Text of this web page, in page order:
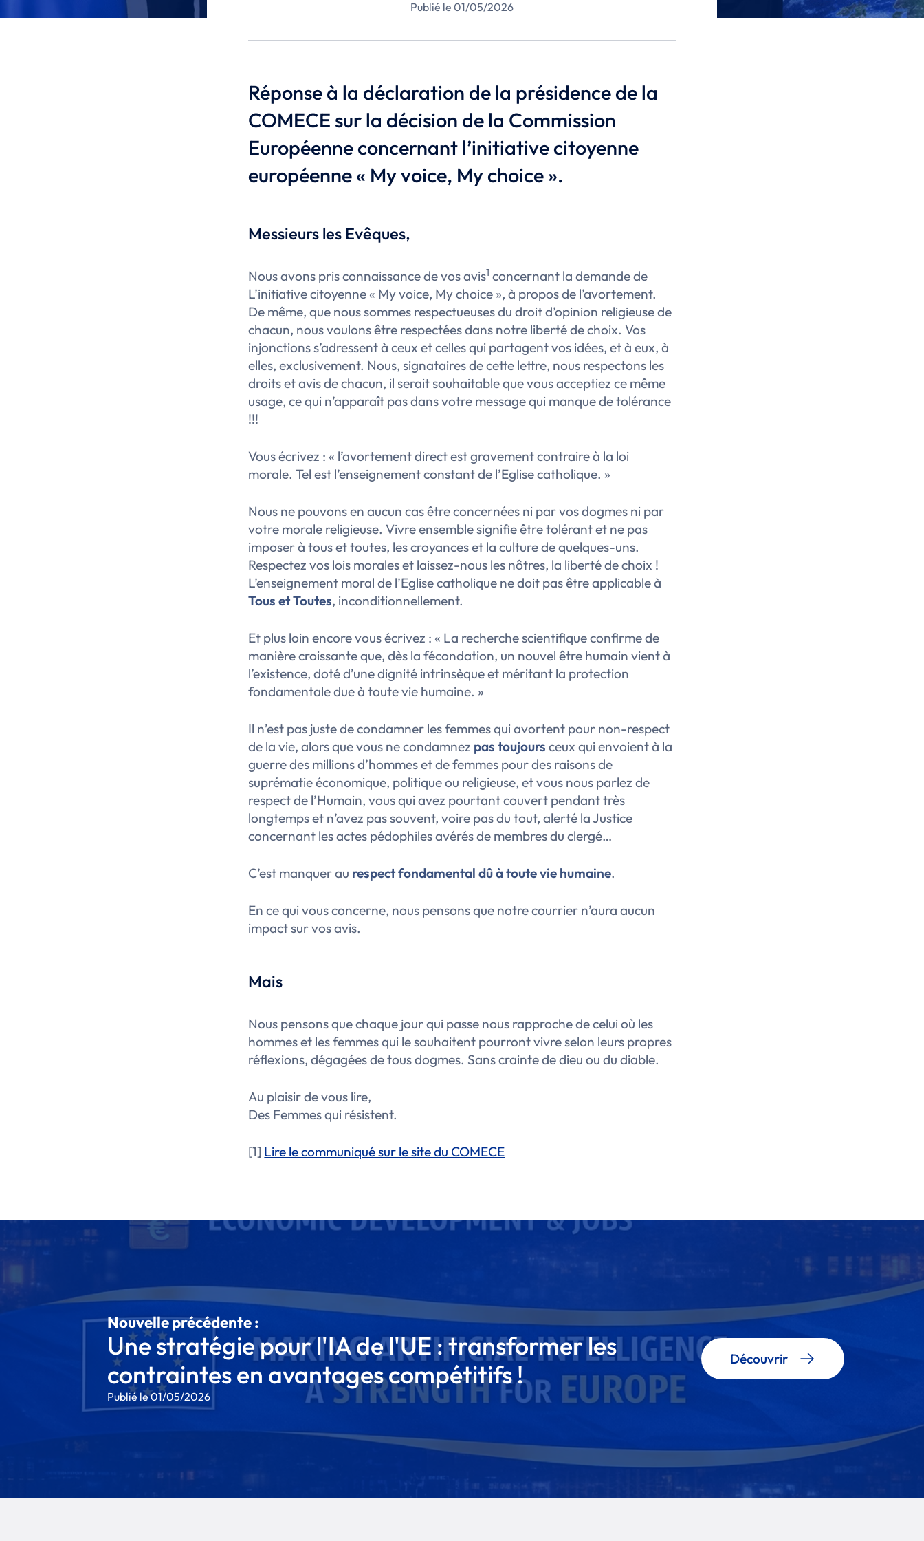
Publié le 01/05/2026
Réponse à la déclaration de la présidence de la
COMECE sur la décision de la Commission
Européenne concernant l’initiative citoyenne
européenne « My voice, My choice ».
Messieurs les Evêques,
Nous avons pris connaissance de vos avis1 concernant la demande de
L’initiative citoyenne « My voice, My choice », à propos de l’avortement.
De même, que nous sommes respectueuses du droit d’opinion religieuse de
chacun, nous voulons être respectées dans notre liberté de choix. Vos
injonctions s’adressent à ceux et celles qui partagent vos idées, et à eux, à
elles, exclusivement. Nous, signataires de cette lettre, nous respectons les
droits et avis de chacun, il serait souhaitable que vous acceptiez ce même
usage, ce qui n’apparaît pas dans votre message qui manque de tolérance
!!!
Vous écrivez : « l’avortement direct est gravement contraire à la loi
morale. Tel est l’enseignement constant de l’Eglise catholique. »
Nous ne pouvons en aucun cas être concernées ni par vos dogmes ni par
votre morale religieuse. Vivre ensemble signifie être tolérant et ne pas
imposer à tous et toutes, les croyances et la culture de quelques-uns.
Respectez vos lois morales et laissez-nous les nôtres, la liberté de choix !
L’enseignement moral de l’Eglise catholique ne doit pas être applicable à
Tous et Toutes, inconditionnellement.
Et plus loin encore vous écrivez : « La recherche scientifique confirme de
manière croissante que, dès la fécondation, un nouvel être humain vient à
l’existence, doté d’une dignité intrinsèque et méritant la protection
fondamentale due à toute vie humaine. »
Il n’est pas juste de condamner les femmes qui avortent pour non-respect
de la vie, alors que vous ne condamnez pas toujours ceux qui envoient à la
guerre des millions d’hommes et de femmes pour des raisons de
suprématie économique, politique ou religieuse, et vous nous parlez de
respect de l’Humain, vous qui avez pourtant couvert pendant très
longtemps et n’avez pas souvent, voire pas du tout, alerté la Justice
concernant les actes pédophiles avérés de membres du clergé…
C’est manquer au respect fondamental dû à toute vie humaine.
En ce qui vous concerne, nous pensons que notre courrier n’aura aucun
impact sur vos avis.
Mais
Nous pensons que chaque jour qui passe nous rapproche de celui où les
hommes et les femmes qui le souhaitent pourront vivre selon leurs propres
réflexions, dégagées de tous dogmes. Sans crainte de dieu ou du diable.
Au plaisir de vous lire,
Des Femmes qui résistent.
[1] Lire le communiqué sur le site du COMECE
Nouvelle précédente :
Une stratégie pour l'IA de l'UE : transformer les
contraintes en avantages compétitifs !
Publié le 01/05/2026
Découvrir